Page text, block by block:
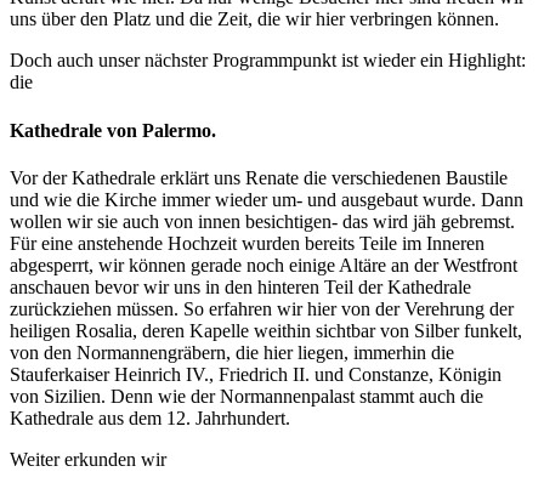
uns über den Platz und die Zeit, die wir hier verbringen können.
Doch auch unser nächster Programmpunkt ist wieder ein Highlight:
die
Kathedrale von Palermo.
Vor der Kathedrale erklärt uns Renate die verschiedenen Baustile
und wie die Kirche immer wieder um- und ausgebaut wurde. Dann
wollen wir sie auch von innen besichtigen- das wird jäh gebremst.
Für eine anstehende Hochzeit wurden bereits Teile im Inneren
abgesperrt, wir können gerade noch einige Altäre an der Westfront
anschauen bevor wir uns in den hinteren Teil der Kathedrale
zurückziehen müssen. So erfahren wir hier von der Verehrung der
heiligen Rosalia, deren Kapelle weithin sichtbar von Silber funkelt,
von den Normannengräbern, die hier liegen, immerhin die
Stauferkaiser Heinrich IV., Friedrich II. und Constanze, Königin
von Sizilien. Denn wie der Normannenpalast stammt auch die
Kathedrale aus dem 12. Jahrhundert.
Weiter erkunden wir